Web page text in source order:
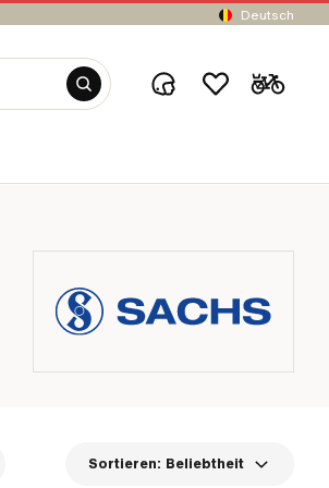
Deutsch
Sortieren: Beliebtheit